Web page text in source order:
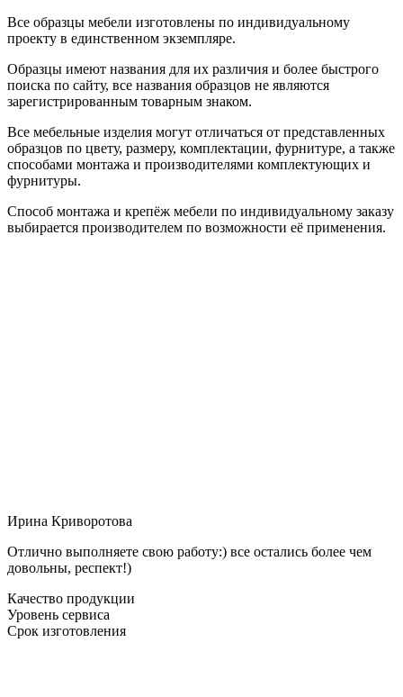
Все образцы мебели изготовлены по индивидуальному
проекту в единственном экземпляре.
Образцы имеют названия для их различия и более быстрого
поиска по сайту, все названия образцов не являются
зарегистрированным товарным знаком.
Все мебельные изделия могут отличаться от представленных
образцов по цвету, размеру, комплектации, фурнитуре, а также
способами монтажа и производителями комплектующих и
фурнитуры.
Способ монтажа и крепёж мебели по индивидуальному заказу
выбирается производителем по возможности её применения.
Ирина Криворотова
Отлично выполняете свою работу:) все остались более чем
довольны, респект!)
Качество продукции
Уровень сервиса
Срок изготовления